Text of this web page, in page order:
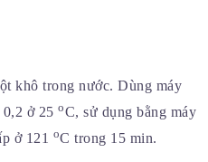
khô trong nước. Dùng máy
ở 25 oC, sử dụng bằng máy
ở 121 oC trong 15 min.